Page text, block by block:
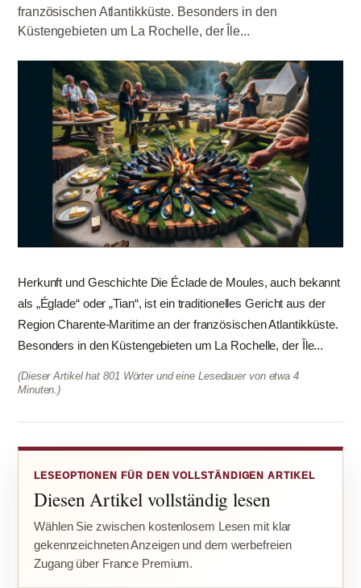
französischen Atlantikküste. Besonders in den
Küstengebieten um La Rochelle, der Île...
Herkunft und Geschichte Die Éclade de Moules, auch bekannt
als „Églade“ oder „Tian“, ist ein traditionelles Gericht aus der
Region Charente-Maritime an der französischen Atlantikküste.
Besonders in den Küstengebieten um La Rochelle, der Île...
(Dieser Artikel hat 801 Wörter und eine Lesedauer von etwa 4
Minuten.)
LESEOPTIONEN FÜR DEN VOLLSTÄNDIGEN ARTIKEL
Diesen Artikel vollständig lesen
Wählen Sie zwischen kostenlosem Lesen mit klar
gekennzeichneten Anzeigen und dem werbefreien
Zugang über France Premium.